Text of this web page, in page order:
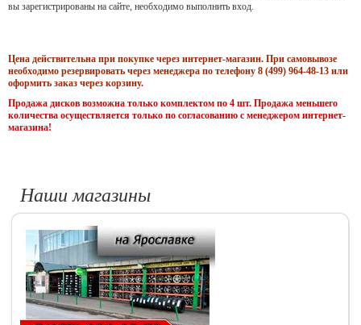
вы зарегистрированы на сайте, необходимо выполнить вход.
Цена действительна при покупке через интернет-магазин. При самовывозе
необходимо резервировать через менеджера по телефону 8 (499) 964-48-13 или
оформить заказ через корзину.
Продажа дисков возможна только комплектом по 4 шт. Продажа меньшего
количества осуществляется только по согласованию с менеджером интернет-
магазина!
Наши магазины